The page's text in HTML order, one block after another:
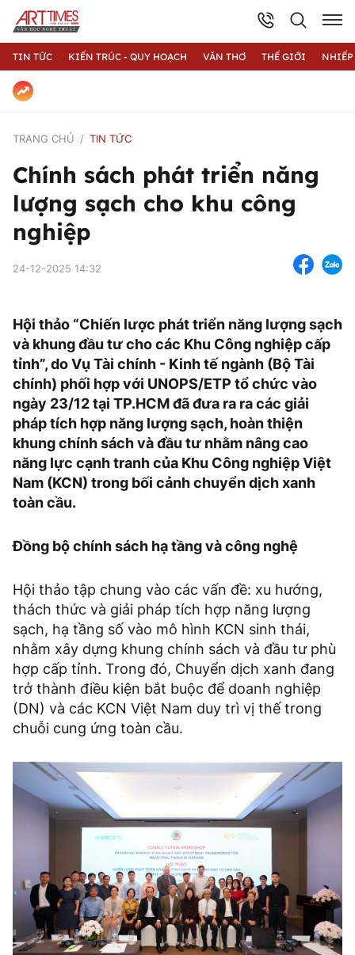
TIN TỨC KIẾN TRÚC - QUY HOẠCH VĂN THƠ THẾ GIỚI
TRANG CHỦ TIN TỨC
Chính sách phát triển năng
lượng sạch cho khu công
nghiệp
24-12-2025 14:32
Hội thảo “Chiến lược phát triển năng lượng sạch
và khung đầu tư cho các Khu Công nghiệp cấp
tỉnh”, do Vụ Tài chính - Kinh tế ngành (Bộ Tài
chính) phối hợp với UNOPS/ETP tổ chức vào
ngày 23/12 tại TP.HCM đã đưa ra ra các giải
pháp tích hợp năng lượng sạch, hoàn thiện
khung chính sách và đầu tư nhằm nâng cao
năng lực cạnh tranh của Khu Công nghiệp Việt
Nam (KCN) trong bối cảnh chuyển dịch xanh
toàn cầu.
Đồng bộ chính sách hạ tầng và công nghệ
Hội thảo tập chung vào các vấn đề: xu hướng,
thách thức và giải pháp tích hợp năng lượng
sạch, hạ tầng số vào mô hình KCN sinh thái,
nhằm xây dựng khung chính sách và đầu tư phù
hợp cấp tỉnh. Trong đó, Chuyển dịch xanh đang
trở thành điều kiện bắt buộc để doanh nghiệp
(DN) và các KCN Việt Nam duy trì vị thế trong
chuỗi cung ứng toàn cầu.